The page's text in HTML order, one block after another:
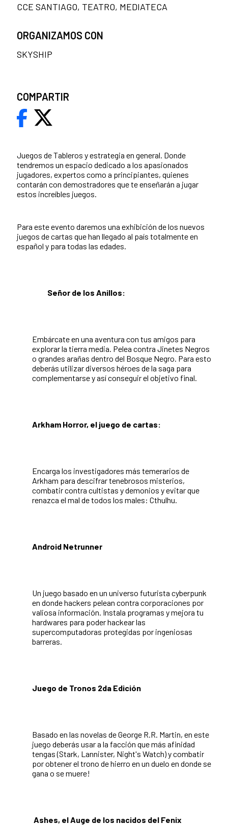
Juegos de Tableros y estrategia en general. Donde
tendremos un espacio dedicado a los apasionados
jugadores, expertos como a principiantes, quienes
contarán con demostradores que te enseñarán a jugar
estos increíbles juegos.
Para este evento daremos una exhibición de los nuevos
juegos de cartas que han llegado al país totalmente en
español y para todas las edades.
Señor de los Anillos:
Embárcate en una aventura con tus amigos para
explorar la tierra media. Pelea contra Jinetes Negros
o grandes arañas dentro del Bosque Negro. Para esto
deberás utilizar diversos héroes de la saga para
complementarse y así conseguir el objetivo final.
Arkham Horror, el juego de cartas:
Encarga los investigadores más temerarios de
Arkham para descifrar tenebrosos misterios,
combatir contra cultistas y demonios y evitar que
renazca el mal de todos los males: Cthulhu.
Android Netrunner
Un juego basado en un universo futurista cyberpunk
en donde hackers pelean contra corporaciones por
valiosa información. Instala programas ymejora tu
hardwares para poder hackear las
supercomputadoras protegidas por ingeniosas
barreras.
Juego de Tronos 2da Edición
Basado en las novelas de George R.R. Martin, en este
juego deberás usar a la facción quemás afinidad
tengas (Stark, Lannister, Night's Watch) y combatir
por obtener el trono de hierro en un duelo en donde se
gana o semuere!
Ashes, el Auge de los nacidos del Fenix
CCE SANTIAGO, TEATRO, MEDIATECA
ORGANIZAMOS CON
SKYSHIP
COMPARTIR